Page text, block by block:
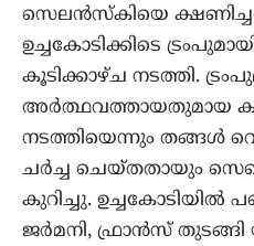
സെലൻസ്കിയെ
ഉച്ചകോടിക്കിടെ
കൂടിക്കാഴ്‌ച നടത്തി.
അർത്ഥവത്തായതുമായ
നടത്തിയെന്നും തങ്ങൾ
ചർച്ച ചെയ്‌തതായും
കുറിച്ചു. ഉച്ചകോടിയിൽ
ജർമനി, ഫ്രാൻസ് തുടങ്ങി